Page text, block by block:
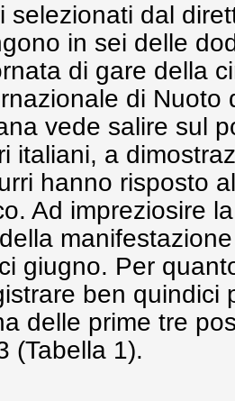
selezionati dal
in sei delle
di gare della
di Nuoto
vede salire sul
italiani, a
hanno risposto
Ad impreziosire
giugno. Per
ben quindici
delle prime tre
(Tabella 1).